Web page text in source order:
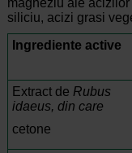
magneziu ale
siliciu, acizi grasi
Ingrediente active
Extract de Rubus
idaeus, din care
cetone